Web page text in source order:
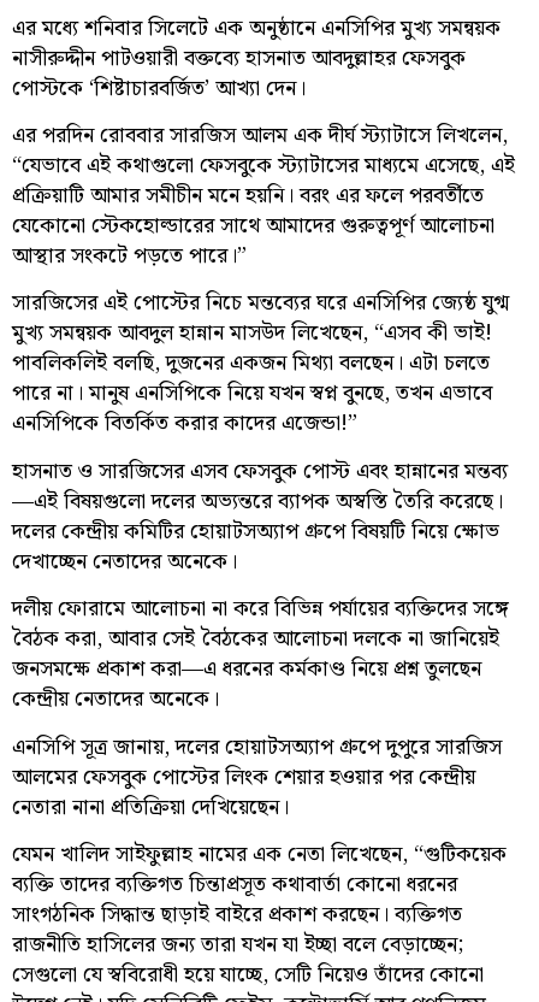
এর মধ্যে শনিবার সিলেটে এক অনুষ্ঠানে এনসিপির মুখ্য সমন্বয়ক
নাসীরুদ্দীন পাটওয়ারী বক্তব্যে হাসনাত আবদুল্লাহর ফেসবুক
পোস্টকে ‘শিষ্টাচারবর্জিত’ আখ্যা দেন।
এর পরদিন রোববার সারজিস আলম এক দীর্ঘ স্ট্যাটাসে লিখলেন,
“যেভাবে এই কথাগুলো ফেসবুকে স্ট্যাটাসের মাধ্যমে এসেছে, এই
প্রক্রিয়াটি আমার সমীচীন মনে হয়নি। বরং এর ফলে পরবর্তীতে
যেকোনো স্টেকহোল্ডারের সাথে আমাদের গুরুত্বপূর্ণ আলোচনা
আস্থার সংকটে পড়তে পারে।”
সারজিসের এই পোস্টের নিচে মন্তব্যের ঘরে এনসিপির জ্যেষ্ঠ যুগ্ম
মুখ্য সমন্বয়ক আবদুল হান্নান মাসউদ লিখেছেন, “এসব কী ভাই!
পাবলিকলিই বলছি, দুজনের একজন মিথ্যা বলছেন। এটা চলতে
পারে না। মানুষ এনসিপিকে নিয়ে যখন স্বপ্ন বুনছে, তখন এভাবে
এনসিপিকে বিতর্কিত করার কাদের এজেন্ডা!”
হাসনাত ও সারজিসের এসব ফেসবুক পোস্ট এবং হান্নানের মন্তব্য
—এই বিষয়গুলো দলের অভ্যন্তরে ব্যাপক অস্বস্তি তৈরি করেছে।
দলের কেন্দ্রীয় কমিটির হোয়াটসঅ্যাপ গ্রুপে বিষয়টি নিয়ে ক্ষোভ
দেখাচ্ছেন নেতাদের অনেকে।
দলীয় ফোরামে আলোচনা না করে বিভিন্ন পর্যায়ের ব্যক্তিদের সঙ্গে
বৈঠক করা, আবার সেই বৈঠকের আলোচনা দলকে না জানিয়েই
জনসমক্ষে প্রকাশ করা—এ ধরনের কর্মকাণ্ড নিয়ে প্রশ্ন তুলছেন
কেন্দ্রীয় নেতাদের অনেকে।
এনসিপি সূত্র জানায়, দলের হোয়াটসঅ্যাপ গ্রুপে দুপুরে সারজিস
আলমের ফেসবুক পোস্টের লিংক শেয়ার হওয়ার পর কেন্দ্রীয়
নেতারা নানা প্রতিক্রিয়া দেখিয়েছেন।
যেমন খালিদ সাইফুল্লাহ নামের এক নেতা লিখেছেন, “গুটিকয়েক
ব্যক্তি তাদের ব্যক্তিগত চিন্তাপ্রসূত কথাবার্তা কোনো ধরনের
সাংগঠনিক সিদ্ধান্ত ছাড়াই বাইরে প্রকাশ করছেন। ব্যক্তিগত
রাজনীতি হাসিলের জন্য তারা যখন যা ইচ্ছা বলে বেড়াচ্ছেন;
সেগুলো যে স্ববিরোধী হয়ে যাচ্ছে, সেটি নিয়েও তাঁদের কোনো